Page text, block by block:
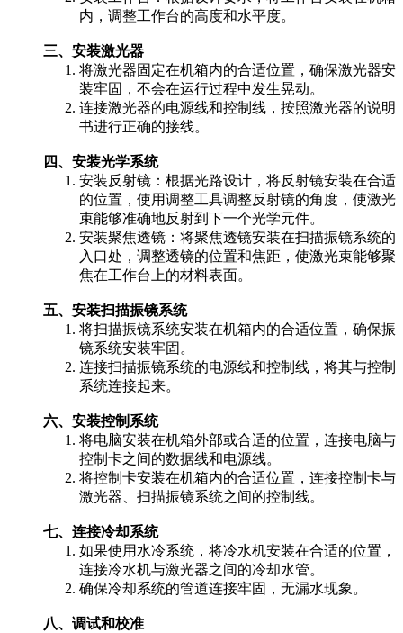
内，调整工作台的高度和水平度。
三、安装激光器
将激光器固定在机箱内的合适位置，确保激光器安
装牢固，不会在运行过程中发生晃动。
连接激光器的电源线和控制线，按照激光器的说明
书进行正确的接线。
四、安装光学系统
安装反射镜：根据光路设计，将反射镜安装在合适
的位置，使用调整工具调整反射镜的角度，使激光
束能够准确地反射到下一个光学元件。
安装聚焦透镜：将聚焦透镜安装在扫描振镜系统的
入口处，调整透镜的位置和焦距，使激光束能够聚
焦在工作台上的材料表面。
五、安装扫描振镜系统
将扫描振镜系统安装在机箱内的合适位置，确保振
镜系统安装牢固。
连接扫描振镜系统的电源线和控制线，将其与控制
系统连接起来。
六、安装控制系统
将电脑安装在机箱外部或合适的位置，连接电脑与
控制卡之间的数据线和电源线。
将控制卡安装在机箱内的合适位置，连接控制卡与
激光器、扫描振镜系统之间的控制线。
七、连接冷却系统
如果使用水冷系统，将冷水机安装在合适的位置，
连接冷水机与激光器之间的冷却水管。
确保冷却系统的管道连接牢固，无漏水现象。
八、调试和校准